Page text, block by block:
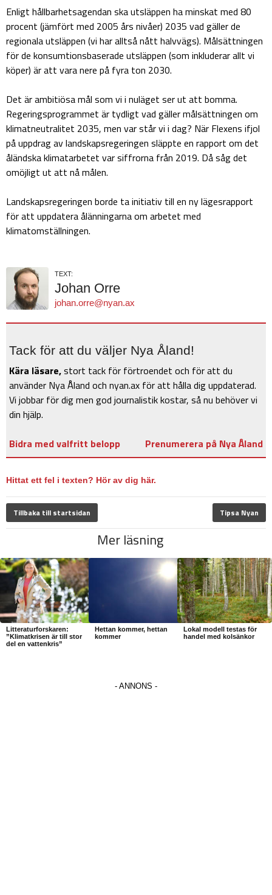
Enligt hållbarhetsagendan ska utsläppen ha minskat med 80
procent (jämfört med 2005 års nivåer) 2035 vad gäller de
regionala utsläppen (vi har alltså nått halvvägs). Målsättningen
för de konsumtionsbaserade utsläppen (som inkluderar allt vi
köper) är att vara nere på fyra ton 2030.
Det är ambitiösa mål som vi i nuläget ser ut att bomma.
Regeringsprogrammet är tydligt vad gäller målsättningen om
klimatneutralitet 2035, men var står vi i dag? När Flexens ifjol
på uppdrag av landskapsregeringen släppte en rapport om det
åländska klimatarbetet var siffrorna från 2019. Då såg det
omöjligt ut att nå målen.
Landskapsregeringen borde ta initiativ till en ny lägesrapport
för att uppdatera ålänningarna om arbetet med
klimatomställningen.
TEXT:
Johan Orre
johan.orre@nyan.ax
Tack för att du väljer Nya Åland!
Kära läsare,stort tack för förtroendet och för att du
använder Nya Åland och nyan.ax för att hålla dig uppdaterad.
Vi jobbar för dig men god journalistik kostar, så nu behöver vi
din hjälp.
Bidra med valfritt belopp
Prenumerera på Nya Åland
Hittat ett fel i texten? Hör av dig här.
Tillbaka till startsidan Tipsa Nyan
Mer läsning
Litteraturforskaren:
”Klimatkrisen är till stor
del en vattenkris”
Hettan kommer, hettan
kommer
Lokal modell testas för
handel med kolsänkor